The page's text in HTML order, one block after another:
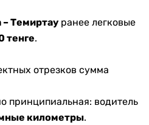
– Темиртау ранее легковые
тенге.
отрезков сумма
принципиальная: водитель
километры.